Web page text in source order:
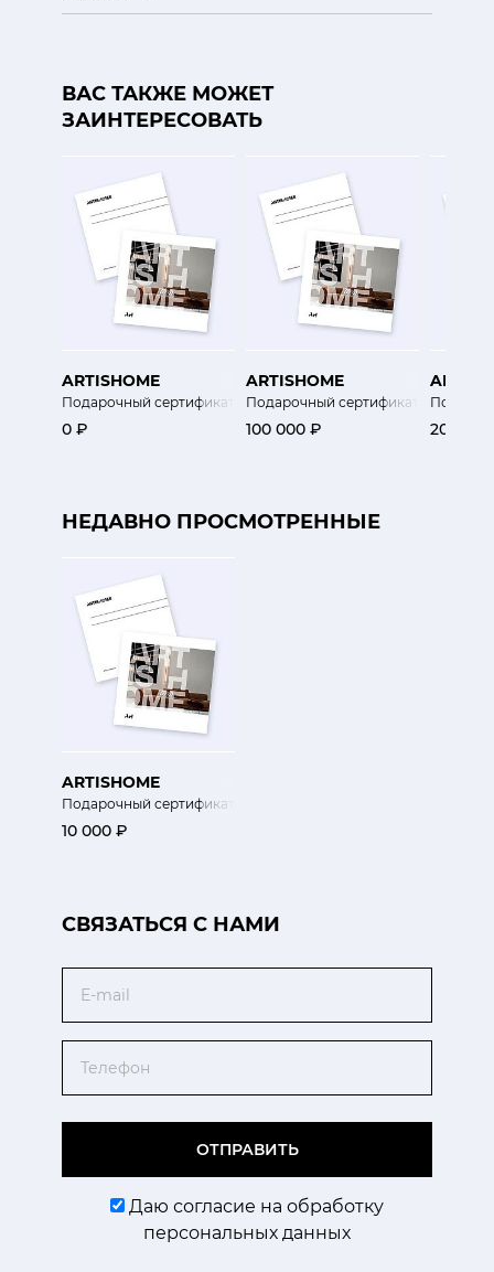
ВАС ТАКЖЕ МОЖЕТ
ЗАИНТЕРЕСОВАТЬ
ARTISHOME
Подарочный сертификат
0 ₽
ARTISHOME
Подарочный сертификат
100 000 ₽ 20 000
НЕДАВНО ПРОСМОТРЕННЫЕ
ARTISHOME
Подарочный сертификат
10 000 ₽
CВЯЗАТЬСЯ С НАМИ
ОТПРАВИТЬ
Даю согласие на обработку
персональных данных